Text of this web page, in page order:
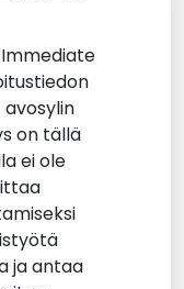
on tällä
ei ole
ja antaa